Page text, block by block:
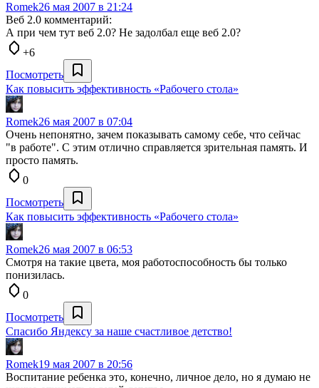
Romek26 мая 2007 в 21:24
Веб 2.0 комментарий:
А при чем тут веб 2.0? Не задолбал еще веб 2.0?
+6
Посмотреть
Как повысить эффективность «Рабочего стола»
Romek26 мая 2007 в 07:04
Очень непонятно, зачем показывать самому себе, что сейчас
"в работе". С этим отлично справляется зрительная память. И
просто память.
0
Посмотреть
Как повысить эффективность «Рабочего стола»
Romek26 мая 2007 в 06:53
Смотря на такие цвета, моя работоспособность бы только
понизилась.
0
Посмотреть
Спасибо Яндексу за наше счастливое детство!
Romek19 мая 2007 в 20:56
Воспитание ребенка это, конечно, личное дело, но я думаю не